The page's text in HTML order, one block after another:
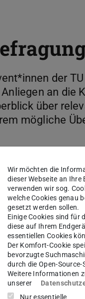
der
an die
über
mögliche
und
inhaltlichen
Interessen bei
Wir möchten die
dieser Webseite an Ihre
verwenden wir sog.
welche Cookies genau
gesetzt werden sollen.
Einige Cookies sind für
diese auf Ihrem
essentiellen Cookies
Der Komfort-Cookie
bevorzugte
durch die Open-
Weitere Informationen
unserer
Nur essentielle